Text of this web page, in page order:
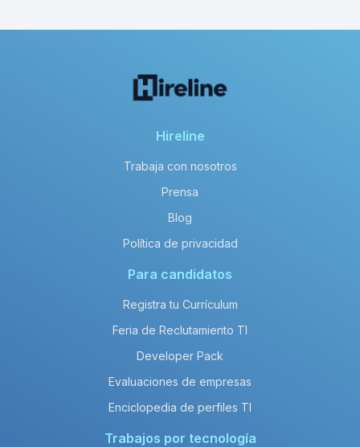
Hireline
Trabaja con nosotros
Prensa
Blog
Política de privacidad
Para candidatos
Registra tu Currículum
Feria de Reclutamiento TI
Developer Pack
Evaluaciones de empresas
Enciclopedia de perfiles TI
Trabajos por tecnología